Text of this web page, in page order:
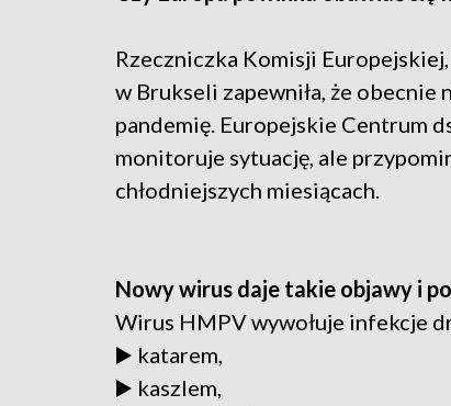
Rzeczniczka Komisji
w Brukseli zapewniła, że
pandemię. Europejskie Centrum
monitoruje sytuację, ale
chłodniejszych miesiącach.
Nowy wirus daje takie objawy i
Wirus HMPV wywołuje infekcje
▶️ katarem,
▶️ kaszlem,